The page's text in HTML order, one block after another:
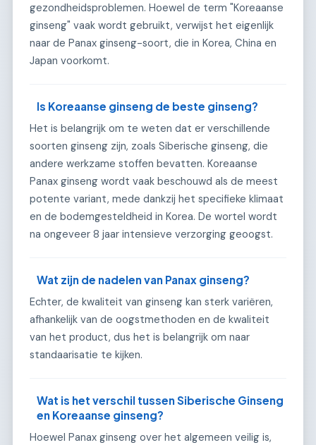
gezondheidsproblemen. Hoewel de term "Koreaanse
ginseng" vaak wordt gebruikt, verwijst het eigenlijk
naar de Panax ginseng-soort, die in Korea, China en
Japan voorkomt.
Is Koreaanse ginseng de beste ginseng?
Het is belangrijk om te weten dat er verschillende
soorten ginseng zijn, zoals Siberische ginseng, die
andere werkzame stoffen bevatten. Koreaanse
Panax ginseng wordt vaak beschouwd als de meest
potente variant, mede dankzij het specifieke klimaat
en de bodemgesteldheid in Korea. De wortel wordt
na ongeveer 8 jaar intensieve verzorging geoogst.
Wat zijn de nadelen van Panax ginseng?
Echter, de kwaliteit van ginseng kan sterk variëren,
afhankelijk van de oogstmethoden en de kwaliteit
van het product, dus het is belangrijk om naar
standaarisatie te kijken.
Wat is het verschil tussen Siberische Ginseng
en Koreaanse ginseng?
Hoewel Panax ginseng over het algemeen veilig is,